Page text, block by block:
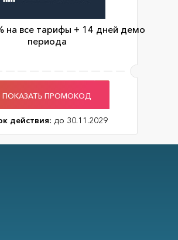
на все тарифы + 14 дней демо
периода
ПОКАЗАТЬ ПРОМОКОД
действия: до 30.11.2029